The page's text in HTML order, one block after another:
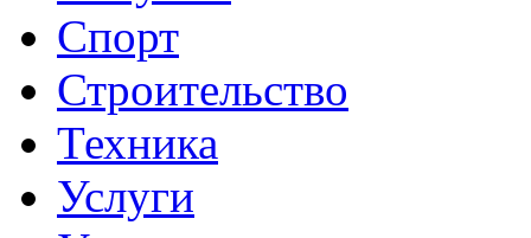
Спорт
Строительство
Техника
Услуги